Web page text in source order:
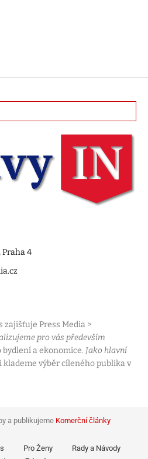
4
zajišťuje Press Media >
pro vás především
bydlení a ekonomice. Jako hlavní
klademe výběr cíleného publika v
a publikujeme Komerční články
Pro Ženy
Rady a Návody